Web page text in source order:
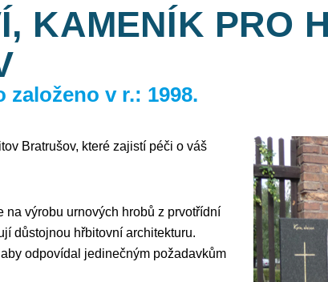
KAMENÍK PRO
v r.: 1998.
Bratrušov, které zajistí péči o váš
výrobu urnových hrobů z prvotřídní
důstojnou hřbitovní architekturu.
odpovídal jedinečným požadavkům